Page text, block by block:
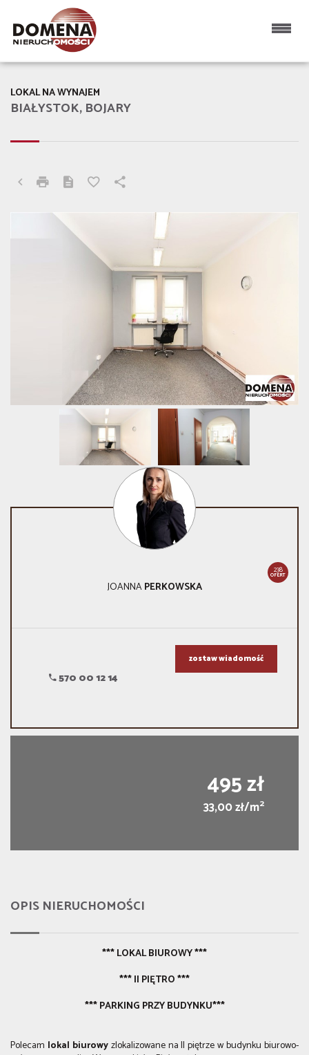
BIAŁYSTOK, BOJARY
LOKAL NA WYNAJEM
238
OFERT
JOANNAPERKOWSKA
570 00 12 14
zostaw wiadomość
495 zł
33,00 zł/m2
OPIS NIERUCHOMOŚCI
*** LOKAL BIUROWY ***
*** II PIĘTRO ***
*** PARKING PRZY BUDYNKU***
​Polecam lokal biurowyzlokalizowane na II piętrze w budynku biurowo-